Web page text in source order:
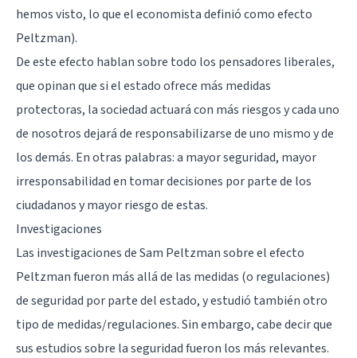
hemos visto, lo que el economista definió como efecto
Peltzman).
De este efecto hablan sobre todo los pensadores liberales,
que opinan que si el estado ofrece más medidas
protectoras, la sociedad actuará con más riesgos y cada uno
de nosotros dejará de responsabilizarse de uno mismo y de
los demás. En otras palabras: a mayor seguridad, mayor
irresponsabilidad en tomar decisiones por parte de los
ciudadanos y mayor riesgo de estas.
Investigaciones
Las investigaciones de Sam Peltzman sobre el efecto
Peltzman fueron más allá de las medidas (o regulaciones)
de seguridad por parte del estado, y estudió también otro
tipo de medidas/regulaciones. Sin embargo, cabe decir que
sus estudios sobre la seguridad fueron los más relevantes.